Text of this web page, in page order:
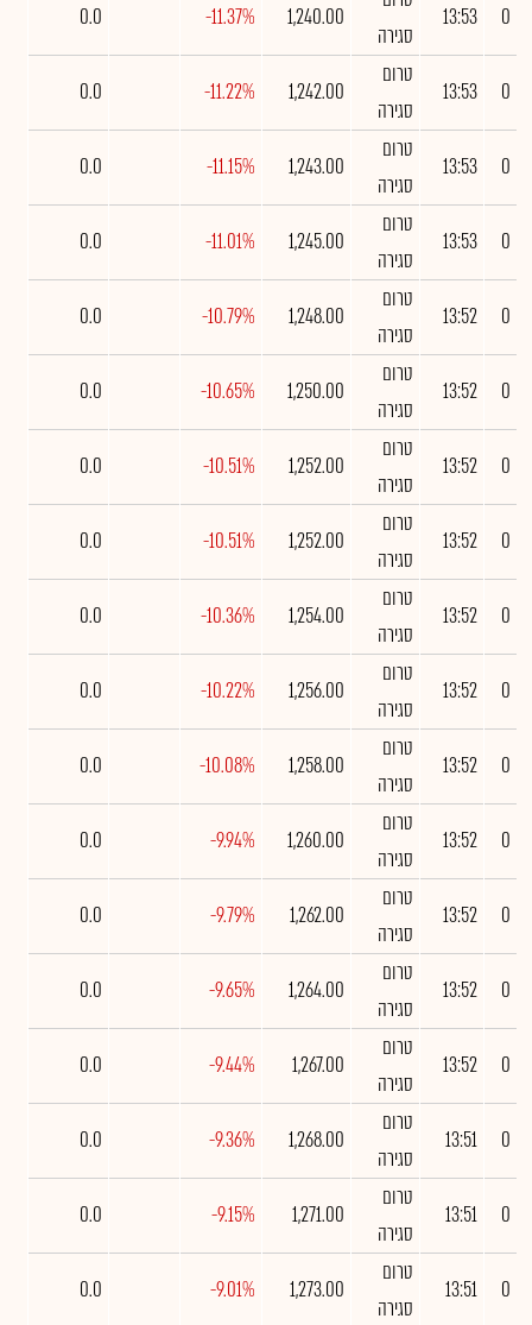
0
13:53
סגירה
1,240.00
-11.37%
0.0
0
13:53
טרום
סגירה
1,242.00
-11.22%
0.0
0
13:53
טרום
סגירה
1,243.00
-11.15%
0.0
0
13:53
טרום
סגירה
1,245.00
-11.01%
0.0
0
13:52
טרום
סגירה
1,248.00
-10.79%
0.0
0
13:52
טרום
סגירה
1,250.00
-10.65%
0.0
0
13:52
טרום
סגירה
1,252.00
-10.51%
0.0
0
13:52
טרום
סגירה
1,252.00
-10.51%
0.0
0
13:52
טרום
סגירה
1,254.00
-10.36%
0.0
0
13:52
טרום
סגירה
1,256.00
-10.22%
0.0
0
13:52
טרום
סגירה
1,258.00
-10.08%
0.0
0
13:52
טרום
סגירה
1,260.00
-9.94%
0.0
0
13:52
טרום
סגירה
1,262.00
-9.79%
0.0
0
13:52
טרום
סגירה
1,264.00
-9.65%
0.0
0
13:52
טרום
סגירה
1,267.00
-9.44%
0.0
0
13:51
טרום
סגירה
1,268.00
-9.36%
0.0
0
13:51
טרום
סגירה
1,271.00
-9.15%
0.0
0
13:51
טרום
סגירה
1,273.00
-9.01%
0.0